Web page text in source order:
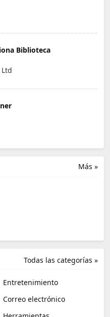
Biblioteca
Más »
Todas las categorías »
Entretenimiento
Correo electrónico